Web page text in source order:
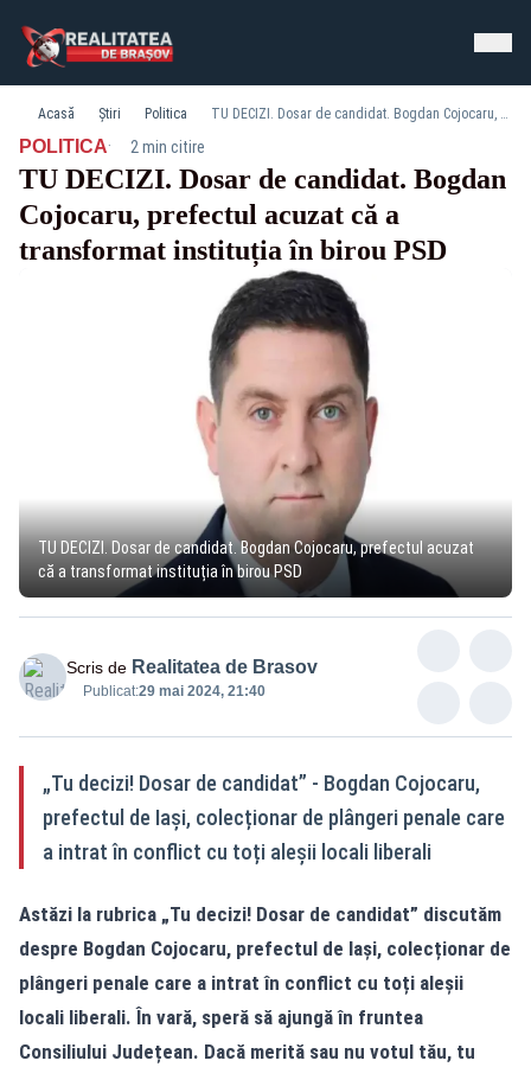
Acasă Știri Politica TU DECIZI. Dosar de candidat. Bogdan Cojocaru, prefectul acuzat că a transformat instituția în birou PSD
POLITICA· 2 min citire
TU DECIZI. Dosar de candidat. Bogdan
Cojocaru, prefectul acuzat că a
transformat instituția în birou PSD
TU DECIZI. Dosar de candidat. Bogdan Cojocaru, prefectul acuzat
că a transformat instituția în birou PSD
Scris de Realitatea de Brasov
Publicat:29 mai 2024, 21:40
„Tu decizi! Dosar de candidat” - Bogdan Cojocaru,
prefectul de Iași, colecționar de plângeri penale care
a intrat în conflict cu toți aleșii locali liberali
Astăzi la rubrica „Tu decizi! Dosar de candidat” discutăm
despre Bogdan Cojocaru, prefectul de Iași, colecționar de
plângeri penale care a intrat în conflict cu toți aleșii
locali liberali. În vară, speră să ajungă în fruntea
Consiliului Județean. Dacă merită sau nu votul tău, tu